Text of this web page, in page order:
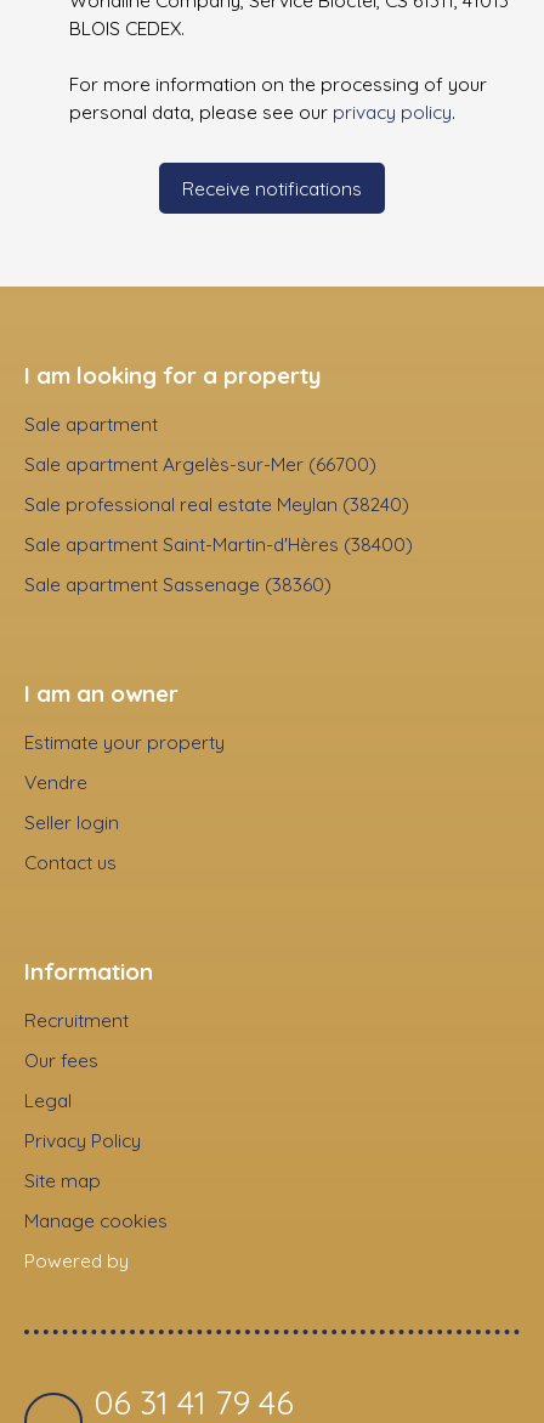
BLOIS CEDEX.
For more information on the processing of your
personal data, please see our privacy policy.
Receive notifications
I am looking for a property
Sale apartment
Sale apartment Argelès-sur-Mer (66700)
Sale professional real estate Meylan (38240)
Sale apartment Saint-Martin-d'Hères (38400)
Sale apartment Sassenage (38360)
I am an owner
Estimate your property
Vendre
Seller login
Contact us
Information
Recruitment
Our fees
Legal
Privacy Policy
Site map
Manage cookies
Powered by
06 31 41 79 46